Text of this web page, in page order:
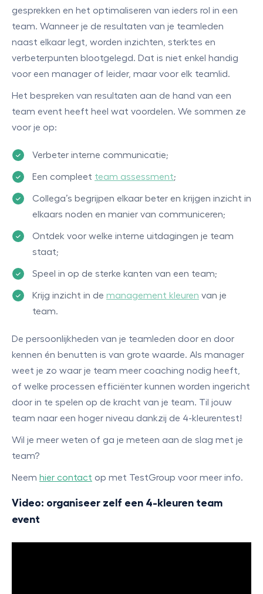
gesprekken en het optimaliseren van ieders rol in een
team. Wanneer je de resultaten van je teamleden
naast elkaar legt, worden inzichten, sterktes en
verbeterpunten blootgelegd. Dat is niet enkel handig
voor een manager of leider, maar voor elk teamlid.
Het bespreken van resultaten aan de hand van een
team event heeft heel wat voordelen. We sommen ze
voor je op:
Verbeter interne communicatie;
Een compleet team assessment;
Collega’s begrijpen elkaar beter en krijgen inzicht in
elkaars noden en manier van communiceren;
Ontdek voor welke interne uitdagingen je team
staat;
Speel in op de sterke kanten van een team;
Krijg inzicht in de management kleuren van je
team.
De persoonlijkheden van je teamleden door en door
kennen én benutten is van grote waarde. Als manager
weet je zo waar je team meer coaching nodig heeft,
of welke processen efficiënter kunnen worden ingericht
door in te spelen op de kracht van je team. Til jouw
team naar een hoger niveau dankzij de 4-kleurentest!
Wil je meer weten of ga je meteen aan de slag met je
team?
Neem hier contact op met TestGroup voor meer info.
Video: organiseer zelf een 4-kleuren team
event